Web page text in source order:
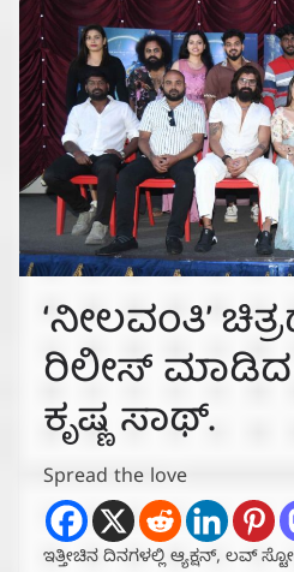
‘ನೀಲವಂತಿ’
ರಿಲೀಸ್
ಕೃಷ್ಣ ಸಾಥ್.
Spread the love
ಇತ್ತೀಚಿನ ದಿನಗಳಲ್ಲಿ ಆ್ಯಕ್ಷನ್, ಲವ್